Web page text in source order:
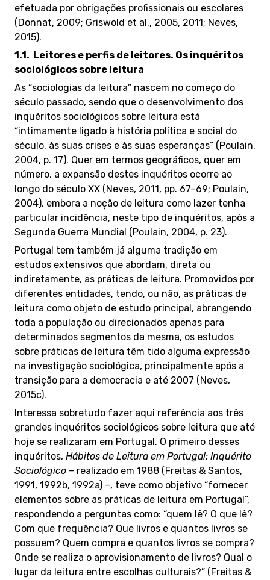
efetuada por obrigações profissionais ou escolares
(Donnat, 2009; Griswold et al., 2005, 2011; Neves,
2015).
1.1. Leitores e perfis de leitores. Os inquéritos
sociológicos sobre leitura
As “sociologias da leitura” nascem no começo do
século passado, sendo que o desenvolvimento dos
inquéritos sociológicos sobre leitura está
“intimamente ligado à história política e social do
século, às suas crises e às suas esperanças” (Poulain,
2004, p. 17). Quer em termos geográficos, quer em
número, a expansão destes inquéritos ocorre ao
longo do século XX (Neves, 2011, pp. 67–69; Poulain,
2004), embora a noção de leitura como lazer tenha
particular incidência, neste tipo de inquéritos, após a
Segunda Guerra Mundial (Poulain, 2004, p. 23).
Portugal tem também já alguma tradição em
estudos extensivos que abordam, direta ou
indiretamente, as práticas de leitura. Promovidos por
diferentes entidades, tendo, ou não, as práticas de
leitura como objeto de estudo principal, abrangendo
toda a população ou direcionados apenas para
determinados segmentos da mesma, os estudos
sobre práticas de leitura têm tido alguma expressão
na investigação sociológica, principalmente após a
transição para a democracia e até 2007 (Neves,
2015c).
Interessa sobretudo fazer aqui referência aos três
grandes inquéritos sociológicos sobre leitura que até
hoje se realizaram em Portugal. O primeiro desses
inquéritos, Hábitos de Leitura em Portugal: Inquérito
Sociológico – realizado em 1988 (Freitas & Santos,
1991, 1992b, 1992a) –, teve como objetivo “fornecer
elementos sobre as práticas de leitura em Portugal”,
respondendo a perguntas como: “quem lê? O que lê?
Com que frequência? Que livros e quantos livros se
possuem? Quem compra e quantos livros se compra?
Onde se realiza o aprovisionamento de livros? Qual o
lugar da leitura entre escolhas culturais?” (Freitas &